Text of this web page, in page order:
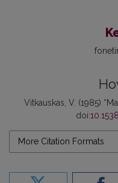
Vitkauskas, V. (1985)
doi:
More Citation Formats